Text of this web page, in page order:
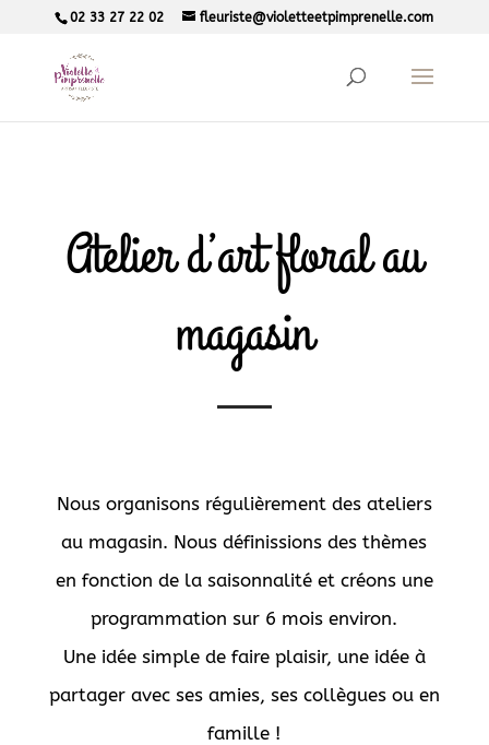
02 33 27 22 02 fleuriste@violetteetpimprenelle.com
Atelier d’art floral au
magasin
Nous organisons régulièrement des ateliers
au magasin. Nous définissions des thèmes
en fonction de la saisonnalité et créons une
programmation sur 6 mois environ.
Une idée simple de faire plaisir, une idée à
partager avec ses amies, ses collègues ou en
famille !